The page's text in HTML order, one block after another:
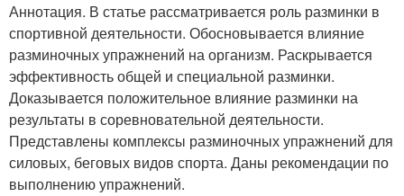
Аннотация. В статье рассматривается роль разминки в
спортивной деятельности. Обосновывается влияние
разминочных упражнений на организм. Раскрывается
эффективность общей и специальной разминки.
Доказывается положительное влияние разминки на
результаты в соревновательной деятельности.
Представлены комплексы разминочных упражнений для
силовых, беговых видов спорта. Даны рекомендации по
выполнению упражнений.